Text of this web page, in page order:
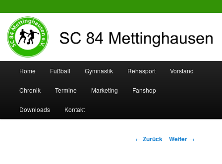
SC 84 Mettinghausen
Zum
Inhalt
wechseln
Zum
sekundären
Inhalt
Home Fußball Gymnastik Rehasport Vorstand
Chronik Termine Marketing Fanshop
Downloads Kontakt
Beitrags-
← Zurück Weiter →